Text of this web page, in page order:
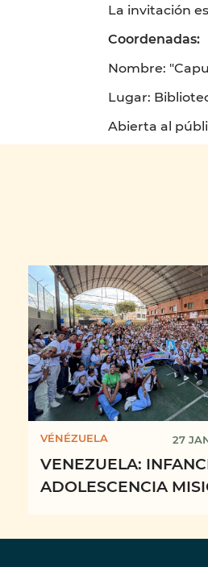
La invitación
Coordenadas:
Nombre:
Lugar:
Abierta al
VÉNÉZUELA 27
VENEZUELA:
ADOLESCENCIA
VENEZUELA